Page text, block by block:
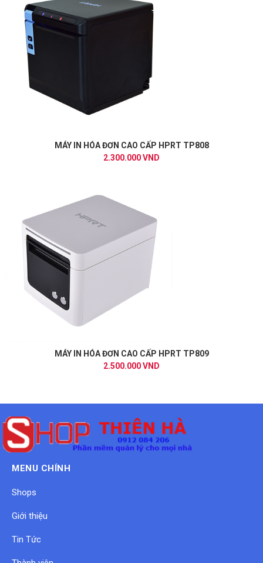
MÁY IN HÓA ĐƠN CAO CẤP HPRT TP808
2.300.000 VND
MÁY IN HÓA ĐƠN CAO CẤP HPRT TP809
2.500.000 VND
MENU CHÍNH
Shops
Giới thiệu
Tin Tức